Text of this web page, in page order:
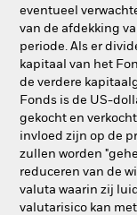
eventueel
van de afdekking
periode. Als er
kapitaal van het
de verdere
Fonds is de US-
gekocht en
invloed zijn op de
zullen worden
reduceren van de
valuta waarin zij
valutarisico kan